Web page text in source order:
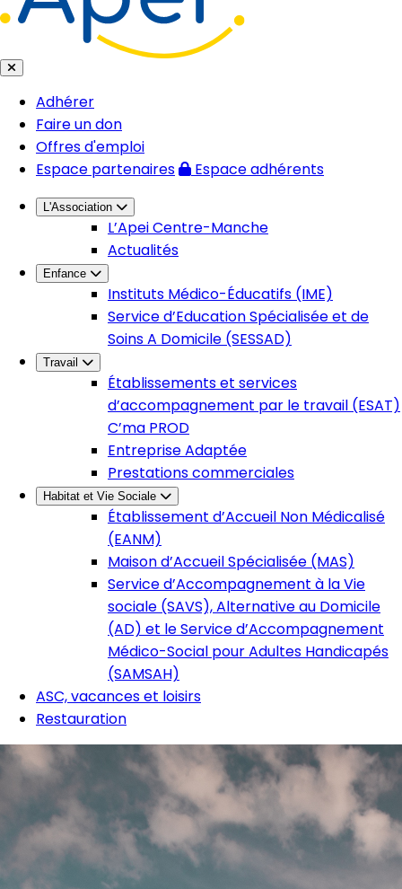
Adhérer
Faire un don
Offres d'emploi
Espace partenaires
Espace adhérents
L'Association
L’Apei Centre-Manche
Actualités
Enfance
Instituts Médico-Éducatifs (IME)
Service d’Education Spécialisée et de
Soins A Domicile (SESSAD)
Travail
Établissements et services
d’accompagnement par le travail (ESAT)
C’ma PROD
Entreprise Adaptée
Prestations commerciales
Habitat et Vie Sociale
Établissement d’Accueil Non Médicalisé
(EANM)
Maison d’Accueil Spécialisée (MAS)
Service d’Accompagnement à la Vie
sociale (SAVS), Alternative au Domicile
(AD) et le Service d’Accompagnement
Médico-Social pour Adultes Handicapés
(SAMSAH)
ASC, vacances et loisirs
Restauration